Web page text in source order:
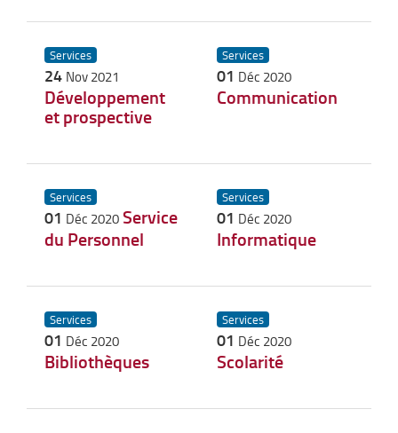
Services
24 Nov 2021
Développement
et prospective
Services
01 Déc 2020
Communication
Services
01 Déc 2020Service
du Personnel
Services
01 Déc 2020
Informatique
Services
01 Déc 2020
Bibliothèques
Services
01 Déc 2020
Scolarité